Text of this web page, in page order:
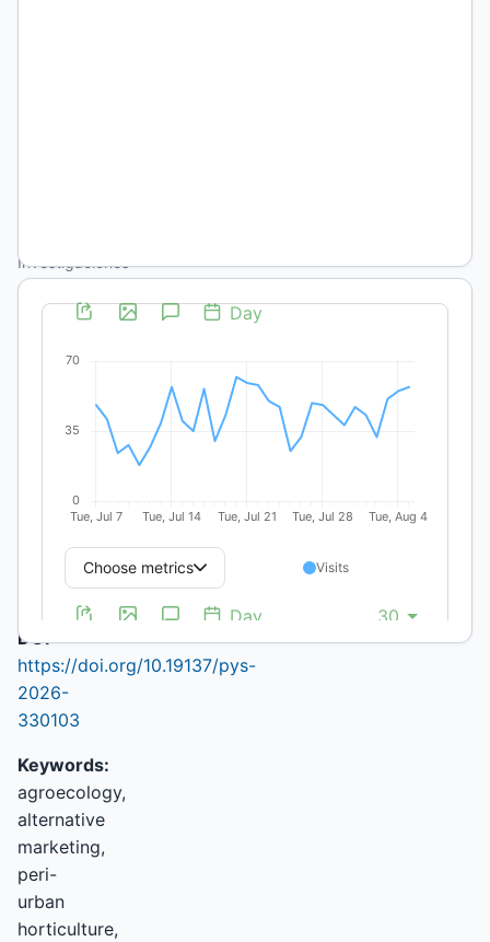
Investigaciones
Científicas y
Técnicas.
Nacional de La
Universidad
Nacional Arturo
https://orcid.org/0000-
(unauthenticated)
DOI:
https://doi.org/10.19137/pys-
2026-
330103
Keywords:
agroecology,
alternative
marketing,
peri-
urban
horticulture,